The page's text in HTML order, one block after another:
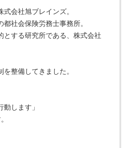
会社旭ブレインズ。
社会保険労務士事務所。
とする研究所である、株式会社
整備してきました。
します」